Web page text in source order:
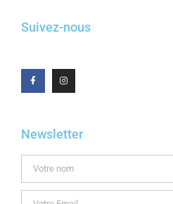
Suivez-nous
Newsletter